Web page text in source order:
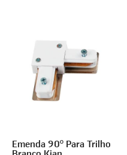
Emenda 90º Para Trilho